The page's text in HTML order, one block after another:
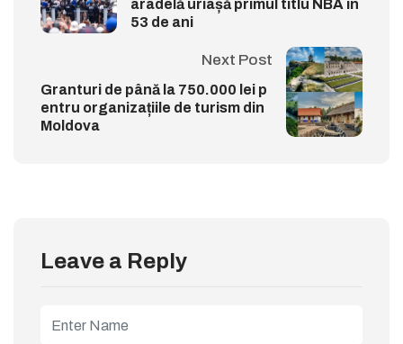
aradelă uriașă primul titlu NBA în
53 de ani
Next Post
Granturi de până la 750.000 lei p
entru organizațiile de turism din
Moldova
Leave a Reply